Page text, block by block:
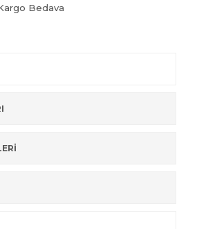
Bedava